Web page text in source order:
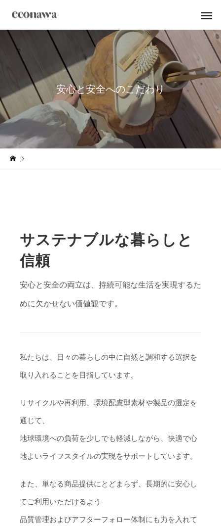
安心と安全へのこだわり
サステナブルな暮らしと
信頼
安心と安全の両立は、持続可能な生活を実現するた
めに欠かせない価値観です。
私たちは、日々の暮らしの中に自然と調和する選択を
取り入れることを目指しています。
リサイクルや再利用、環境配慮型素材や製品の選定を
通じて、
地球環境への負荷を少しでも軽減しながら、快適で心
地よいライフスタイルの実現をサポートしています。
また、単なる商品提供にとどまらず、長期的に安心し
てご利用いただけるよう
品質管理およびアフターフォロー体制にも力を入れて